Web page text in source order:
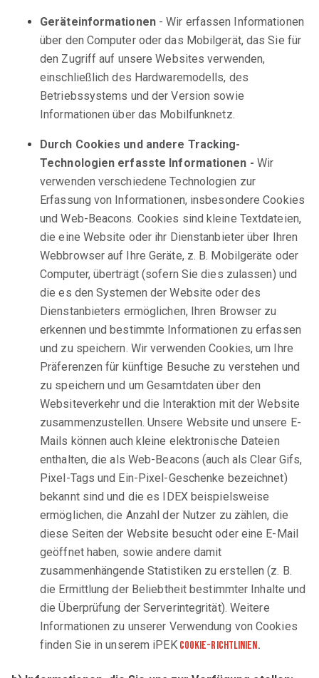
Geräteinformationen - Wir erfassen Informationen
über den Computer oder das Mobilgerät, das Sie für
den Zugriff auf unsere Websites verwenden,
einschließlich des Hardwaremodells, des
Betriebssystems und der Version sowie
Informationen über das Mobilfunknetz.
Durch Cookies und andere Tracking-
Technologien erfasste Informationen - Wir
verwenden verschiedene Technologien zur
Erfassung von Informationen, insbesondere Cookies
und Web-Beacons. Cookies sind kleine Textdateien,
die eine Website oder ihr Dienstanbieter über Ihren
Webbrowser auf Ihre Geräte, z. B. Mobilgeräte oder
Computer, überträgt (sofern Sie dies zulassen) und
die es den Systemen der Website oder des
Dienstanbieters ermöglichen, Ihren Browser zu
erkennen und bestimmte Informationen zu erfassen
und zu speichern. Wir verwenden Cookies, um Ihre
Präferenzen für künftige Besuche zu verstehen und
zu speichern und um Gesamtdaten über den
Websiteverkehr und die Interaktion mit der Website
zusammenzustellen. Unsere Website und unsere E-
Mails können auch kleine elektronische Dateien
enthalten, die als Web-Beacons (auch als Clear Gifs,
Pixel-Tags und Ein-Pixel-Geschenke bezeichnet)
bekannt sind und die es IDEX beispielsweise
ermöglichen, die Anzahl der Nutzer zu zählen, die
diese Seiten der Website besucht oder eine E-Mail
geöffnet haben, sowie andere damit
zusammenhängende Statistiken zu erstellen (z. B.
die Ermittlung der Beliebtheit bestimmter Inhalte und
die Überprüfung der Serverintegrität). Weitere
Informationen zu unserer Verwendung von Cookies
finden Sie in unserem iPEKCookie-Richtlinien.